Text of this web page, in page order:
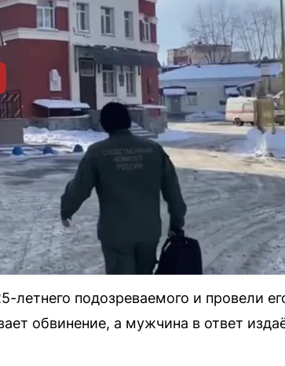
летнего подозреваемого и провели
обвинение, а мужчина в ответ